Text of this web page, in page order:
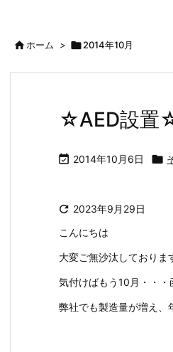
ホーム > 2014年10月
☆AED設置
 2014年10月6日 
 2023年9月29日
こんにちは
大変ご無沙汰しておりま
気付けばもう10月・・
弊社でも製造量が増え、